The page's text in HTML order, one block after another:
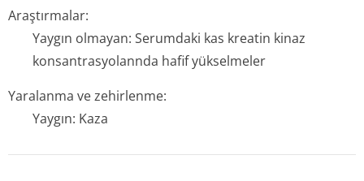
Araştırmalar:
Yaygın olmayan: Serumdaki kas kreatin kinaz
konsantrasyolannda hafif yükselmeler
Yaralanma ve zehirlenme:
Yaygın: Kaza